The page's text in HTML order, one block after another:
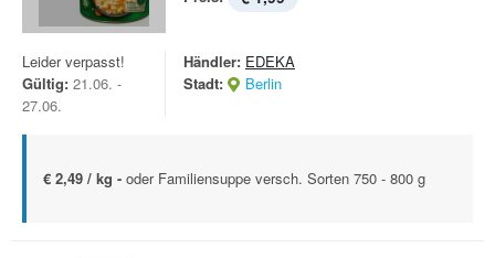
Leider verpasst!
Gültig: 21.06. -
27.06.
Händler: EDEKA
Stadt:
Berlin
€ 2,49 / kg - oder Familiensuppe versch. Sorten 750 - 800 g